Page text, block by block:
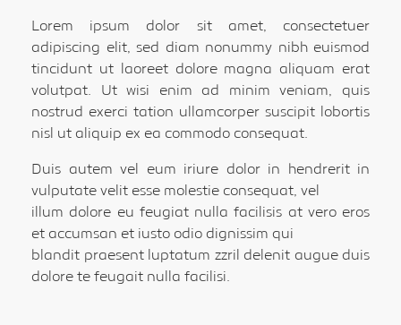
Lorem ipsum dolor sit amet, consectetuer
adipiscing elit, sed diam nonummy nibh euismod
tincidunt ut laoreet dolore magna aliquam erat
volutpat. Ut wisi enim ad minim veniam, quis
nostrud exerci tation ullamcorper suscipit lobortis
nisl ut aliquip ex ea commodo consequat.
Duis autem vel eum iriure dolor in hendrerit in
vulputate velit esse molestie consequat, vel
illum dolore eu feugiat nulla facilisis at vero eros
et accumsan et iusto odio dignissim qui
blandit praesent luptatum zzril delenit augue duis
dolore te feugait nulla facilisi.